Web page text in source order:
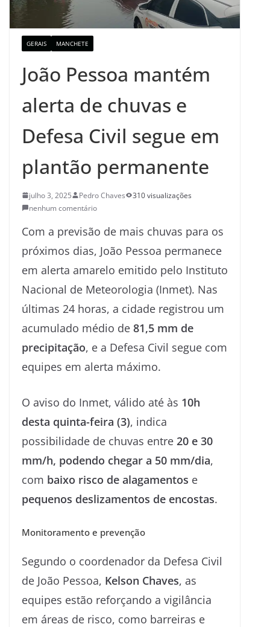
GERAIS MANCHETE
João Pessoa mantém
alerta de chuvas e
Defesa Civil segue em
plantão permanente
julho 3, 2025 Pedro Chaves
310 visualizações
nenhum comentário
Com a previsão de mais chuvas para os
próximos dias, João Pessoa permanece
em alerta amarelo emitido pelo Instituto
Nacional de Meteorologia (Inmet). Nas
últimas 24 horas, a cidade registrou um
acumulado médio de 81,5 mm de
precipitação, e a Defesa Civil segue com
equipes em alerta máximo.
O aviso do Inmet, válido até às 10h
desta quinta-feira (3), indica
possibilidade de chuvas entre 20 e 30
mm/h, podendo chegar a 50 mm/dia,
com baixo risco de alagamentos e
pequenos deslizamentos de encostas.
Monitoramento e prevenção
Segundo o coordenador da Defesa Civil
de João Pessoa, Kelson Chaves, as
equipes estão reforçando a vigilância
em áreas de risco, como barreiras e